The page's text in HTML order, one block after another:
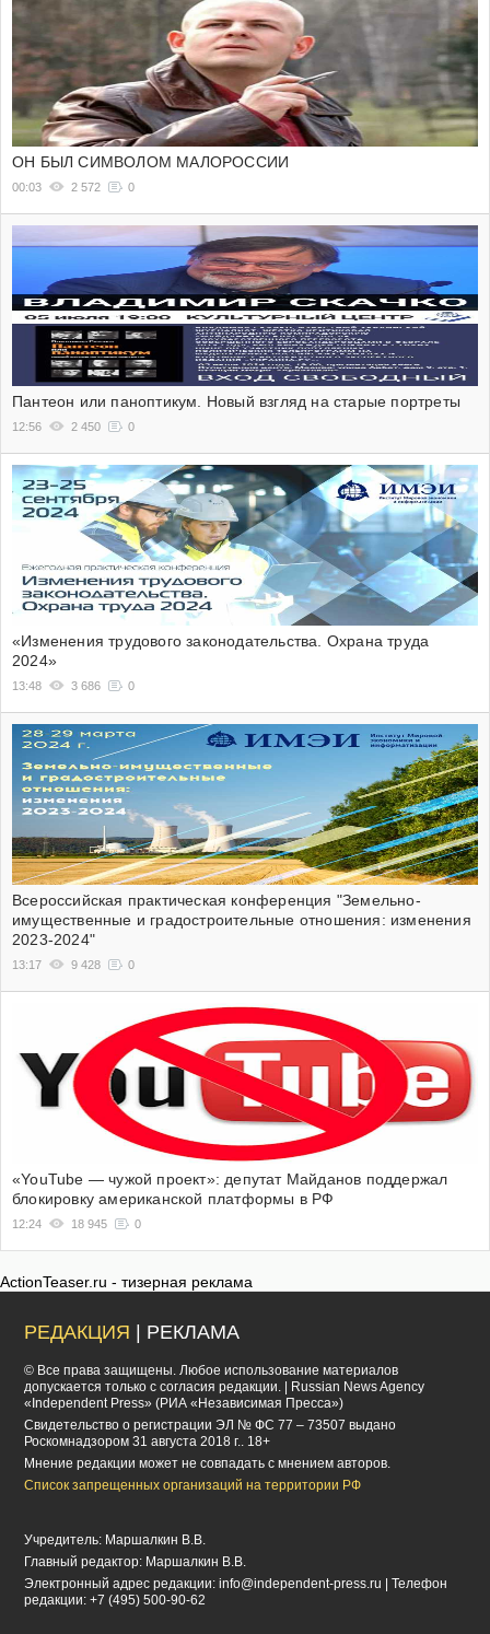
ОН БЫЛ СИМВОЛОМ МАЛОРОССИИ
00:03 2 572 0
Пантеон или паноптикум. Новый взгляд на старые портреты
12:56 2 450 0
«Изменения трудового законодательства. Охрана труда
2024»
13:48 3 686 0
Всероссийская практическая конференция "Земельно-
имущественные и градостроительные отношения: изменения
2023-2024"
13:17 9 428 0
«YouTube — чужой проект»: депутат Майданов поддержал
блокировку американской платформы в РФ
12:24 18 945 0
ActionTeaser.ru - тизерная реклама
РЕДАКЦИЯ | РЕКЛАМА
© Все права защищены. Любое использование материалов
допускается только с согласия редакции. | Russian News Agency
«Independent Press» (РИА «Независимая Пресса»)
Cвидетельство о регистрации ЭЛ № ФС 77 – 73507 выдано
Роскомнадзором 31 августа 2018 г.. 18+
Мнение редакции может не совпадать с мнением авторов.
Список запрещенных организаций на территории РФ
Учредитель: Маршалкин В.В.
Главный редактор: Маршалкин В.В.
Электронный адрес редакции:info@independent-press.ru
| Телефон
редакции: +7 (495) 500-90-62